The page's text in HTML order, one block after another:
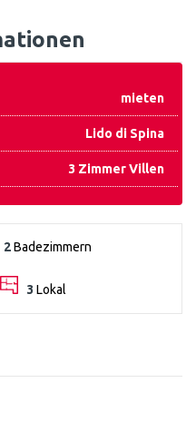
mieten
Lido di Spina
3 Zimmer Villen
2Badezimmern
3 Lokal